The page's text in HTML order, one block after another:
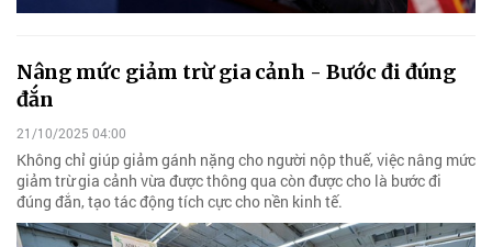
Nâng mức giảm trừ gia cảnh - Bước đi đúng
đắn
21/10/2025 04:00
Không chỉ giúp giảm gánh nặng cho người nộp thuế, việc nâng mức
giảm trừ gia cảnh vừa được thông qua còn được cho là bước đi
đúng đắn, tạo tác động tích cực cho nền kinh tế.